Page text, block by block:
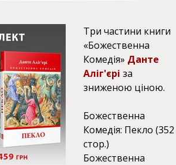
Три частини книги
«Божественна
Комедія» Данте
Аліг'єрі за
зниженою ціною.
Божественна
Комедія: Пекло (352
стор.)
Божественна